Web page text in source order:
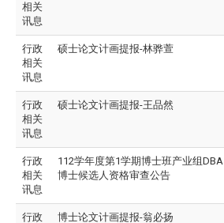
相关
讯息
行政
相关
讯息
硕士论文计画提报-林骅萱
行政
相关
讯息
硕士论文计画提报-王品然
行政
相关
讯息
112学年度第1学期博士班产业组DBA
博士候选人资格审查公告
行政
博士论文计画提报-翁必扬